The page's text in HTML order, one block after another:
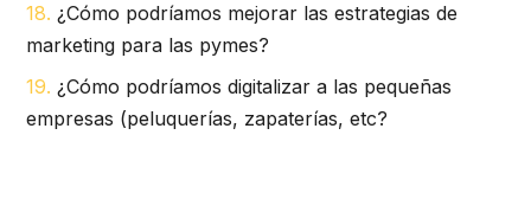
¿Cómo podríamos mejorar las estrategias de
marketing para las pymes?
¿Cómo podríamos digitalizar a las pequeñas
empresas (peluquerías, zapaterías, etc?